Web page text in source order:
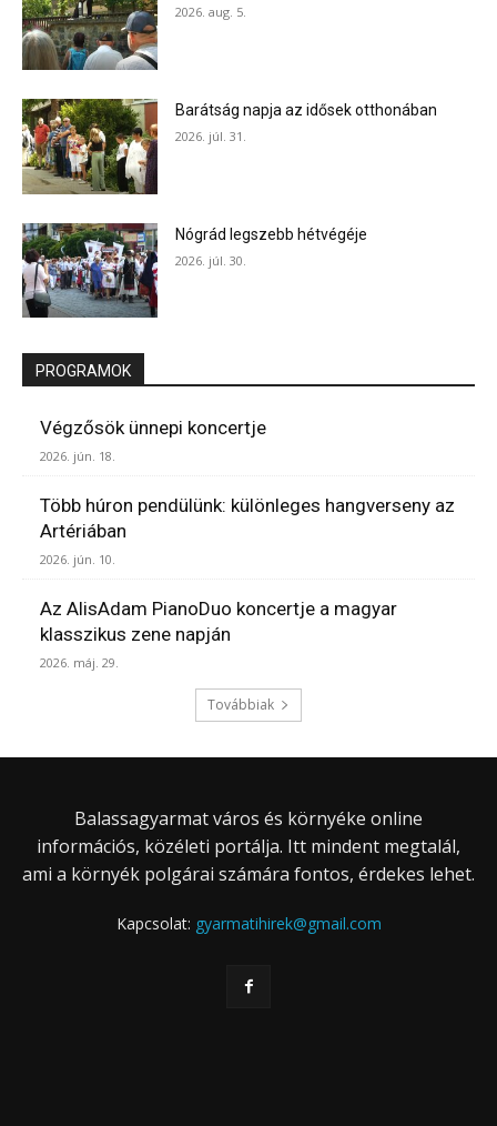
2026. aug. 5.
Barátság napja az idősek otthonában
2026. júl. 31.
Nógrád legszebb hétvégéje
2026. júl. 30.
PROGRAMOK
Végzősök ünnepi koncertje
2026. jún. 18.
Több húron pendülünk: különleges hangverseny az
Artériában
2026. jún. 10.
Az AlisAdam PianoDuo koncertje a magyar
klasszikus zene napján
2026. máj. 29.
Továbbiak
Balassagyarmat város és környéke online
információs, közéleti portálja. Itt mindent megtalál,
ami a környék polgárai számára fontos, érdekes lehet.
Kapcsolat: gyarmatihirek@gmail.com